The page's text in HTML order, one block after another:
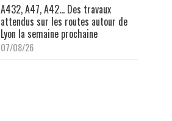
A432, A47, A42… Des travaux
attendus sur les routes autour de
Lyon la semaine prochaine
07/08/26